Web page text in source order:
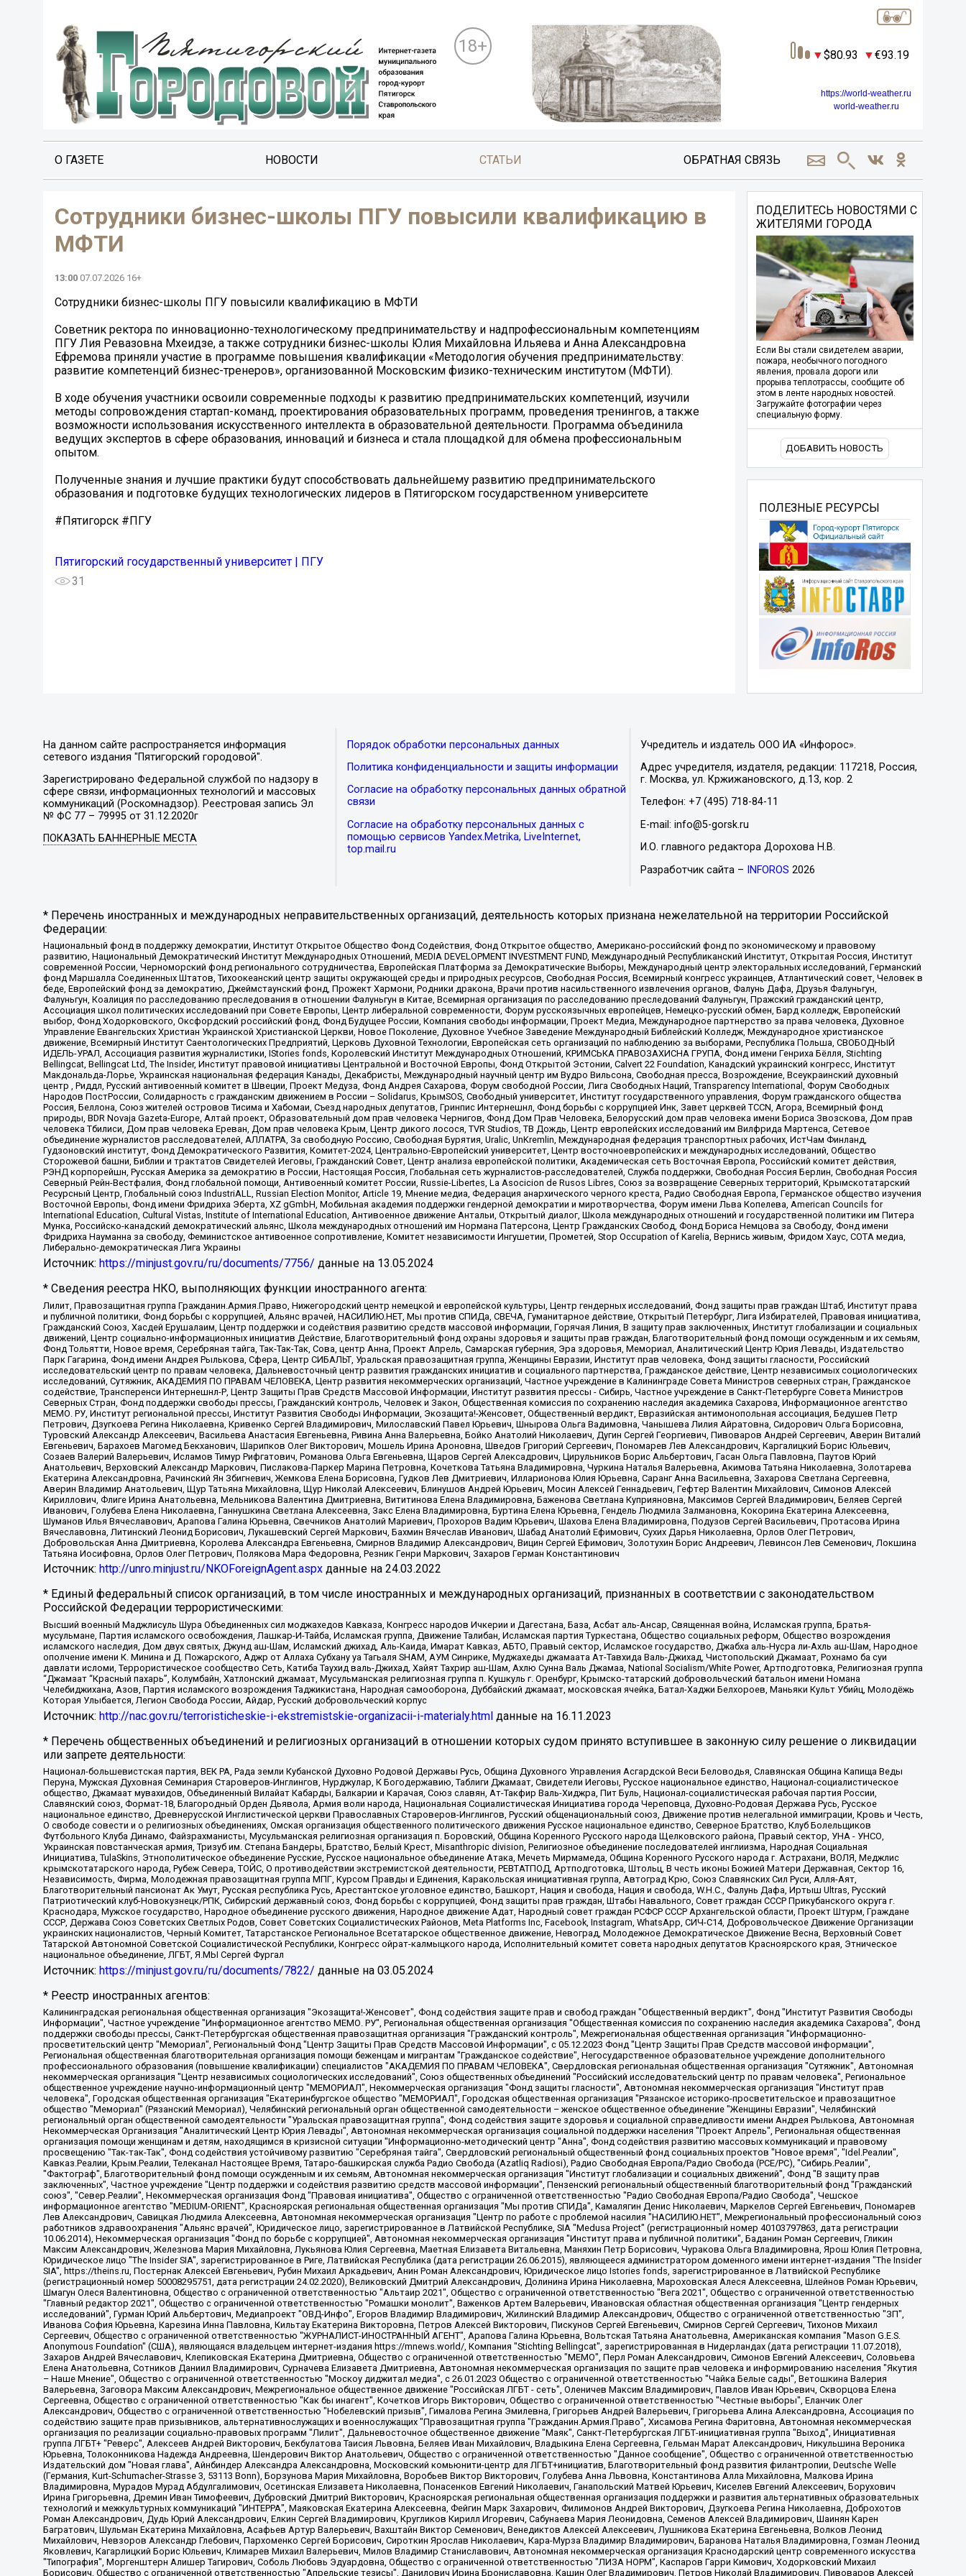
18+ 80.93 93.19
https://world-weather.ru
world-weather.ru
О ГАЗЕТЕ НОВОСТИ СТАТЬИ ОБРАТНАЯ СВЯЗЬ
Сотрудники бизнес-школы ПГУ повысили квалификацию в
МФТИ
13:00 07.07.2026 16+
Сотрудники бизнес-школы ПГУ повысили квалификацию в МФТИ
Советник ректора по инновационно-технологическому предпринимательству и надпрофессиональным компетенциям
ПГУ Лия Ревазовна Мхеидзе, а также сотрудники бизнес-школы Юлия Михайловна Ильяева и Анна Александровна
Ефремова приняли участие в программе повышения квалификации «Методология обучения предпринимательству:
развитие компетенций бизнес-тренеров», организованной Московским физико-техническим институтом (МФТИ).
В ходе обучения участники освоили современные подходы к развитию предпринимательских компетенций, изучили
методы сопровождения стартап-команд, проектирования образовательных программ, проведения тренингов, а также
возможности использования искусственного интеллекта в образовательной деятельности. Программа объединила
ведущих экспертов в сфере образования, инноваций и бизнеса и стала площадкой для обмена профессиональным
опытом.
Полученные знания и лучшие практики будут способствовать дальнейшему развитию предпринимательского
образования и подготовке будущих технологических лидеров в Пятигорском государственном университете
#Пятигорск #ПГУ
Пятигорский государственный университет | ПГУ
31
ПОДЕЛИТЕСЬ НОВОСТЯМИ С
ЖИТЕЛЯМИ ГОРОДА
Если Вы стали свидетелем аварии,
пожара, необычного погодного
явления, провала дороги или
прорыва теплотрассы, сообщите об
этом в ленте народных новостей.
Загружайте фотографии через
специальную форму.
ДОБАВИТЬ НОВОСТЬ
ПОЛЕЗНЫЕ РЕСУРСЫ
На данном сайте распространяется информация
сетевого издания "Пятигорский городовой".
Зарегистрировано Федеральной службой по надзору в
сфере связи, информационных технологий и массовых
коммуникаций (Роскомнадзор). Реестровая запись Эл
№ ФС 77 – 79995 от 31.12.2020г
ПОКАЗАТЬ БАННЕРНЫЕ МЕСТА
Порядок обработки персональных данных
Политика конфиденциальности и защиты информации
Согласие на обработку персональных данных обратной
связи
Согласие на обработку персональных данных с
помощью сервисов Yandex.Metrika, LiveInternet,
top.mail.ru
Учредитель и издатель ООО ИА «Инфорос».
Адрес учредителя, издателя, редакции: 117218, Россия,
г. Москва, ул. Кржижановского, д.13, кор. 2
Телефон: +7 (495) 718-84-11
E-mail: info@5-gorsk.ru
И.О. главного редактора Дорохова Н.В.
Разработчик сайта –
INFOROS 2026
* Перечень иностранных и международных неправительственных организаций, деятельность которых признана нежелательной на территории Российской
Федерации:
Национальный фонд в поддержку демократии, Институт Открытое Общество Фонд Содействия, Фонд Открытое общество, Американо-российский фонд по экономическому и правовому
развитию, Национальный Демократический Институт Международных Отношений, MEDIA DEVELOPMENT INVESTMENT FUND, Международный Республиканский Институт, Открытая Россия, Институт
современной России, Черноморский фонд регионального сотрудничества, Европейская Платформа за Демократические Выборы, Международный центр электоральных исследований, Германский
фонд Маршалла Соединенных Штатов, Тихоокеанский центр защиты окружающей среды и природных ресурсов, Свободная Россия, Всемирный конгресс украинцев, Атлантический совет, Человек в
беде, Европейский фонд за демократию, Джеймстаунский фонд, Прожект Хармони, Родники дракона, Врачи против насильственного извлечения органов, Фалунь Дафа, Друзья Фалуньгун,
Фалуньгун, Коалиция по расследованию преследования в отношении Фалуньгун в Китае, Всемирная организация по расследованию преследований Фалуньгун, Пражский гражданский центр,
Ассоциация школ политических исследований при Совете Европы, Центр либеральной современности, Форум русскоязычных европейцев, Немецко-русский обмен, Бард колледж, Европейский
выбор, Фонд Ходорковского, Оксфордский российский фонд, Фонд Будущее России, Компания свободы информации, Проект Медиа, Международное партнерство за права человека, Духовное
Управление Евангельских Христиан Украинской Христианской Церкви, Новое Поколение, Духовное Учебное Заведение Международный Библейский Колледж, Международное христианское
движение, Всемирный Институт Саентологических Предприятий, Церковь Духовной Технологии, Европейская сеть организаций по наблюдению за выборами, Республика Польша, СВОБОДНЫЙ
ИДЕЛЬ-УРАЛ, Ассоциация развития журналистики, IStories fonds, Королевский Институт Международных Отношений, КРИМСЬКА ПРАВОЗАХИСНА ГРУПА, Фонд имени Генриха Бёлля, Stichting
Bellingcat, Bellingcat Ltd, The Insider, Институт правовой инициативы Центральной и Восточной Европы, Фонд Открытой Эстонии, Calvert 22 Foundation, Канадский украинский конгресс, Институт
Макдональда-Лорье, Украинская национальная федерация Канады, Декабристы, Международный научный центр им Вудро Вильсона, Свободная пресса, Возрождение, Всеукраинский духовный
центр , Риддл, Русский антивоенный комитет в Швеции, Проект Медуза, Фонд Андрея Сахарова, Форум свободной России, Лига Свободных Наций, Transparеncy International, Форум Свободных
Народов ПостРоссии, Солидарность с гражданским движением в России – Solidarus, КрымSOS, Свободный университет, Институт государственного управления, Форум гражданского общества
Россия, Беллона, Союз жителей островов Тисима и Хабомаи, Съезд народных депутатов, Гринпис Интернешнл, Фонд борьбы с коррупцией Инк, Завет церквей TCCN, Агора, Всемирный фонд
природы, BDR Novaja Gazeta-Europe, Алтай проект, Образовательный дом прав человека Чернигов, Фонд Дом Прав Человека, Белорусский дом прав человека имени Бориса Звозскова, Дом прав
человека Тбилиси, Дом прав человека Ереван, Дом прав человека Крым, Центр дикого лосося, TVR Studios, ТВ Дождь, Центр европейских исследований им Вилфрида Мартенса, Сетевое
объединение журналистов расследователей, АЛЛАТРА, За свободную Россию, Свободная Бурятия, Uralic, UnKremlin, Международная федерация транспортных рабочих, ИстЧам Финланд,
Гудзоновский институт, Фонд Демократического Развития, Комитет-2024, Центрально-Европейский университет, Центр восточноевропейских и международных исследований, Общество
Сторожевой башни, Библии и трактатов Свидетелей Иеговы, Гражданский Совет, Центр анализа европейской политики, Академическая сеть Восточная Европа, Российский комитет действия,
РЭНД корпорейшн, Русская Америка за демократию в России, Настоящая Россия, Глобальная сеть журналистов-расследователей, Служба поддержки, Свободная Россия Берлин, Свободная Россия
Северный Рейн-Вестфалия, Фонд глобальной помощи, Антивоенный комитет России, Russie-Libertes, La Asocicion de Rusos Libres, Союз за возвращение Северных территорий, Крымскотатарский
Ресурсный Центр, Глобальный союз IndustriALL, Russian Election Monitor, Article 19, Мнение медиа, Федерация анархического черного креста, Радио Свободная Европа, Германское общество изучения
Восточной Европы, Фонд имени Фридриха Эберта, XZ gGmbH, Мобильная академия поддержки гендерной демократии и миротворчества, Форум имени Льва Копелева, American Councils for
International Education, Cultural Vistas, Institute of International Education, Антивоенное движение Антальи, Открытый диалог, Школа международных отношений и государственной политики им Питера
Мунка, Российско-канадский демократический альянс, Школа международных отношений им Нормана Патерсона, Центр Гражданских Свобод, Фонд Бориса Немцова за Свободу, Фонд имени
Фридриха Науманна за свободу, Феминистское антивоенное сопротивление, Комитет независимости Ингушетии, Прометей, Stop Occupation of Karelia, Вернись живым, Фридом Хаус, СОТА медиа,
Либерально-демократическая Лига Украины
Источник: https://minjust.gov.ru/ru/documents/7756/ данные на 13.05.2024
* Сведения реестра НКО, выполняющих функции иностранного агента:
Лилит, Правозащитная группа Гражданин.Армия.Право, Нижегородский центр немецкой и европейской культуры, Центр гендерных исследований, Фонд защиты прав граждан Штаб, Институт права
и публичной политики, Фонд борьбы с коррупцией, Альянс врачей, НАСИЛИЮ.НЕТ, Мы против СПИДа, СВЕЧА, Гуманитарное действие, Открытый Петербург, Лига Избирателей, Правовая инициатива,
Гражданский Союз, Хасдей Ерушалаим, Центр поддержки и содействия развитию средств массовой информации, Горячая Линия, В защиту прав заключенных, Институт глобализации и социальных
движений, Центр социально-информационных инициатив Действие, Благотворительный фонд охраны здоровья и защиты прав граждан, Благотворительный фонд помощи осужденным и их семьям,
Фонд Тольятти, Новое время, Серебряная тайга, Так-Так-Так, Сова, центр Анна, Проект Апрель, Самарская губерния, Эра здоровья, Мемориал, Аналитический Центр Юрия Левады, Издательство
Парк Гагарина, Фонд имени Андрея Рылькова, Сфера, Центр СИБАЛЬТ, Уральская правозащитная группа, Женщины Евразии, Институт прав человека, Фонд защиты гласности, Российский
исследовательский центр по правам человека, Дальневосточный центр развития гражданских инициатив и социального партнерства, Гражданское действие, Центр независимых социологических
исследований, Сутяжник, АКАДЕМИЯ ПО ПРАВАМ ЧЕЛОВЕКА, Центр развития некоммерческих организаций, Частное учреждение в Калининграде Совета Министров северных стран, Гражданское
содействие, Трансперенси Интернешнл-Р, Центр Защиты Прав Средств Массовой Информации, Институт развития прессы - Сибирь, Частное учреждение в Санкт-Петербурге Совета Министров
Северных Стран, Фонд поддержки свободы прессы, Гражданский контроль, Человек и Закон, Общественная комиссия по сохранению наследия академика Сахарова, Информационное агентство
МЕМО. РУ, Институт региональной прессы, Институт Развития Свободы Информации, Экозащита!-Женсовет, Общественный вердикт, Евразийская антимонопольная ассоциация, Бедушев Петр
Петрович, Дзугкоева Регина Николаевна, Кривенко Сергей Владимирович, Милославский Павел Юрьевич, Шнырова Ольга Вадимовна, Чанышева Лилия Айратовна, Сидорович Ольга Борисовна,
Туровский Александр Алексеевич, Васильева Анастасия Евгеньевна, Ривина Анна Валерьевна, Бойко Анатолий Николаевич, Дугин Сергей Георгиевич, Пивоваров Андрей Сергеевич, Аверин Виталий
Евгеньевич, Барахоев Магомед Бекханович, Шарипков Олег Викторович, Мошель Ирина Ароновна, Шведов Григорий Сергеевич, Пономарев Лев Александрович, Каргалицкий Борис Юльевич,
Созаев Валерий Валерьевич, Исламов Тимур Рифгатович, Романова Ольга Евгеньевна, Щаров Сергей Алексадрович, Цирульников Борис Альбертович, Гасан Ольга Павловна, Паутов Юрий
Анатольевич, Верховский Александр Маркович, Пислакова-Паркер Марина Петровна, Кочеткова Татьяна Владимировна, Чуркина Наталья Валерьевна, Акимова Татьяна Николаевна, Золотарева
Екатерина Александровна, Рачинский Ян Збигневич, Жемкова Елена Борисовна, Гудков Лев Дмитриевич, Илларионова Юлия Юрьевна, Саранг Анна Васильевна, Захарова Светлана Сергеевна,
Аверин Владимир Анатольевич, Щур Татьяна Михайловна, Щур Николай Алексеевич, Блинушов Андрей Юрьевич, Мосин Алексей Геннадьевич, Гефтер Валентин Михайлович, Симонов Алексей
Кириллович, Флиге Ирина Анатольевна, Мельникова Валентина Дмитриевна, Вититинова Елена Владимировна, Баженова Светлана Куприяновна, Максимов Сергей Владимирович, Беляев Сергей
Иванович, Голубева Елена Николаевна, Ганнушкина Светлана Алексеевна, Закс Елена Владимировна, Буртина Елена Юрьевна, Гендель Людмила Залмановна, Кокорина Екатерина Алексеевна,
Шуманов Илья Вячеславович, Арапова Галина Юрьевна, Свечников Анатолий Мариевич, Прохоров Вадим Юрьевич, Шахова Елена Владимировна, Подузов Сергей Васильевич, Протасова Ирина
Вячеславовна, Литинский Леонид Борисович, Лукашевский Сергей Маркович, Бахмин Вячеслав Иванович, Шабад Анатолий Ефимович, Сухих Дарья Николаевна, Орлов Олег Петрович,
Добровольская Анна Дмитриевна, Королева Александра Евгеньевна, Смирнов Владимир Александрович, Вицин Сергей Ефимович, Золотухин Борис Андреевич, Левинсон Лев Семенович, Локшина
Татьяна Иосифовна, Орлов Олег Петрович, Полякова Мара Федоровна, Резник Генри Маркович, Захаров Герман Константинович
Источник: http://unro.minjust.ru/NKOForeignAgent.aspx данные на 24.03.2022
* Единый федеральный список организаций, в том числе иностранных и международных организаций, признанных в соответствии с законодательством
Российской Федерации террористическими:
Высший военный Маджлисуль Шура Объединенных сил моджахедов Кавказа, Конгресс народов Ичкерии и Дагестана, База, Асбат аль-Ансар, Священная война, Исламская группа, Братья-
мусульмане, Партия исламского освобождения, Лашкар-И-Тайба, Исламская группа, Движение Талибан, Исламская партия Туркестана, Общество социальных реформ, Общество возрождения
исламского наследия, Дом двух святых, Джунд аш-Шам, Исламский джихад, Аль-Каида, Имарат Кавказ, АБТО, Правый сектор, Исламское государство, Джабха аль-Нусра ли-Ахль аш-Шам, Народное
ополчение имени К. Минина и Д. Пожарского, Аджр от Аллаха Субхану уа Тагьаля SHAM, АУМ Синрике, Муджахеды джамаата Ат-Тавхида Валь-Джихад, Чистопольский Джамаат, Рохнамо ба суи
давлати исломи, Террористическое сообщество Сеть, Катиба Таухид валь-Джихад, Хайят Тахрир аш-Шам, Ахлю Сунна Валь Джамаа, National Socialism/White Power, Артподготовка, Религиозная группа
“Джамаат “Красный пахарь”, Колумбайн, Хатлонский джамаат, Мусульманская религиозная группа п. Кушкуль г. Оренбург, Крымско-татарский добровольческий батальон имени Номана
Челебиджихана, Азов, Партия исламского возрождения Таджикистана, Народная самооборона, Дуббайский джамаат, московская ячейка, Батал-Хаджи Белхороев, Маньяки Культ Убийц, Молодёжь
Которая Улыбается, Легион Свобода России, Айдар, Русский добровольческий корпус
Источник: http://nac.gov.ru/terroristicheskie-i-ekstremistskie-organizacii-i-materialy.html данные на 16.11.2023
* Перечень общественных объединений и религиозных организаций в отношении которых судом принято вступившее в законную силу решение о ликвидации
или запрете деятельности:
Национал-большевистская партия, ВЕК РА, Рада земли Кубанской Духовно Родовой Державы Русь, Община Духовного Управления Асгардской Веси Беловодья, Славянская Община Капища Веды
Перуна, Мужская Духовная Семинария Староверов-Инглингов, Нурджулар, К Богодержавию, Таблиги Джамаат, Свидетели Иеговы, Русское национальное единство, Национал-социалистическое
общество, Джамаат мувахидов, Объединенный Вилайат Кабарды, Балкарии и Карачая, Союз славян, Ат-Такфир Валь-Хиджра, Пит Буль, Национал-социалистическая рабочая партия России,
Славянский союз, Формат-18, Благородный Орден Дьявола, Армия воли народа, Национальная Социалистическая Инициатива города Череповца, Духовно-Родовая Держава Русь, Русское
национальное единство, Древнерусской Инглистической церкви Православных Староверов-Инглингов, Русский общенациональный союз, Движение против нелегальной иммиграции, Кровь и Честь,
О свободе совести и о религиозных объединениях, Омская организация общественного политического движения Русское национальное единство, Северное Братство, Клуб Болельщиков
Футбольного Клуба Динамо, Файзрахманисты, Мусульманская религиозная организация п. Боровский, Община Коренного Русского народа Щелковского района, Правый сектор, УНА - УНСО,
Украинская повстанческая армия, Тризуб им. Степана Бандеры, Братство, Белый Крест, Misanthropic division, Религиозное объединение последователей инглиизма, Народная Социальная
Инициатива, TulaSkins, Этнополитическое объединение Русские, Русское национальное объединение Атака, Мечеть Мирмамеда, Община Коренного Русского народа г. Астрахани, ВОЛЯ, Меджлис
крымскотатарского народа, Рубеж Севера, ТОЙС, О противодействии экстремистской деятельности, РЕВТАТПОД, Артподготовка, Штольц, В честь иконы Божией Матери Державная, Сектор 16,
Независимость, Фирма, Молодежная правозащитная группа МПГ, Курсом Правды и Единения, Каракольская инициативная группа, Автоград Крю, Союз Славянских Сил Руси, Алля-Аят,
Благотворительный пансионат Ак Умут, Русская республика Русь, Арестантское уголовное единство, Башкорт, Нация и свобода, Нация и свобода, W.H.С., Фалунь Дафа, Иртыш Ultras, Русский
Патриотический клуб-Новокузнецк/РПК, Сибирский державный союз, Фонд борьбы с коррупцией, Фонд защиты прав граждан, Штабы Навального, Совет граждан СССР Прикубанского округа г.
Краснодара, Мужское государство, Народное объединение русского движения, Народное движение Адат, Народный совет граждан РСФСР СССР Архангельской области, Проект Штурм, Граждане
СССР, Держава Союз Советских Светлых Родов, Совет Советских Социалистических Районов, Meta Platforms Inc, Facebook, Instagram, WhatsApp, СИЧ-С14, Добровольческое Движение Организации
украинских националистов, Черный Комитет, Татарстанское Региональное Всетатарское общественное движение, Невоград, Молодежное Демократическое Движение Весна, Верховный Совет
Татарской Автономной Советской Социалистической Республики, Конгресс ойрат-калмыцкого народа, Исполнительный комитет совета народных депутатов Красноярского края, Этническое
национальное объединение, ЛГБТ, Я.МЫ Сергей Фургал
Источник: https://minjust.gov.ru/ru/documents/7822/ данные на 03.05.2024
* Реестр иностранных агентов:
Калининградская региональная общественная организация "Экозащита!-Женсовет", Фонд содействия защите прав и свобод граждан "Общественный вердикт", Фонд "Институт Развития Свободы Информации", Частное учреждение "Информационное агентство МЕМО. РУ", Региональная общественная организация "Общественная комиссия по сохранению наследия академика Сахарова", Фонд поддержки свободы прессы, Санкт-Петербургская общественная правозащитная организация "Гражданский контроль", Межрегиональная общественная организация "Информационно-просветительский центр "Мемориал", Региональный Фонд "Центр Защиты Прав Средств Массовой Информации", с 05.12.2023 Фонд "Центр Защиты Прав Средств массовой информации", Региональная общественная благотворительная организация помощи беженцам и мигрантам "Гражданское содействие", Негосударственное образовательное учреждение дополнительного профессионального образования (повышение квалификации) специалистов "АКАДЕМИЯ ПО ПРАВАМ ЧЕЛОВЕКА", Свердловская региональная общественная организация "Сутяжник", Автономная некоммерческая организация "Центр независимых социологических исследований", Союз общественных объединений "Российский исследовательский центр по правам человека", Региональное общественное учреждение научно-информационный центр "МЕМОРИАЛ", Некоммерческая организация "Фонд защиты гласности", Автономная некоммерческая организация "Институт прав человека", Городская общественная организация "Екатеринбургское общество "МЕМОРИАЛ", Городская общественная организация "Рязанское историко-просветительское и правозащитное общество "Мемориал" (Рязанский Мемориал), Челябинский региональный орган общественной самодеятельности – женское общественное объединение "Женщины Евразии", Челябинский региональный орган общественной самодеятельности "Уральская правозащитная группа", Фонд содействия защите здоровья и социальной справедливости имени Андрея Рылькова, Автономная Некоммерческая Организация "Аналитический Центр Юрия Левады", Автономная некоммерческая организация социальной поддержки населения "Проект Апрель", Региональная общественная организация помощи женщинам и детям, находящимся в кризисной ситуации "Информационно-методический центр "Анна", Фонд содействия развитию массовых коммуникаций и правовому просвещению "Так-так-Так", Фонд содействия устойчивому развитию "Серебряная тайга", Свердловский региональный общественный фонд социальных проектов "Новое время", "Idel.Реалии", Кавказ.Реалии, Крым.Реалии, Телеканал Настоящее Время, Татаро-башкирская служба Радио Свобода (Azatliq Radiosi), Радио Свободная Европа/Радио Свобода (PCE/PC), "Сибирь.Реалии", "Фактограф", Благотворительный фонд помощи осужденным и их семьям, Автономная некоммерческая организация "Институт глобализации и социальных движений", Фонд "В защиту прав заключенных", Частное учреждение "Центр поддержки и содействия развитию средств массовой информации", Пензенский региональный общественный благотворительный фонд "Гражданский союз", "Север.Реалии", Некоммерческая организация Фонд "Правовая инициатива", Общество с ограниченной ответственностью "Радио Свободная Европа/Радио Свобода", Чешское информационное агентство "MEDIUM-ORIENT", Красноярская региональная общественная организация "Мы против СПИДа", Камалягин Денис Николаевич, Маркелов Сергей Евгеньевич, Пономарев Лев Александрович, Савицкая Людмила Алексеевна, Автономная некоммерческая организация "Центр по работе с проблемой насилия "НАСИЛИЮ.НЕТ", Межрегиональный профессиональный союз работников здравоохранения "Альянс врачей", Юридическое лицо, зарегистрированное в Латвийской Республике, SIA "Medusa Project" (регистрационный номер 40103797863, дата регистрации 10.06.2014), Некоммерческая организация "Фонд по борьбе с коррупцией", Автономная некоммерческая организация "Институт права и публичной политики", Баданин Роман Сергеевич, Гликин Максим Александрович, Железнова Мария Михайловна, Лукьянова Юлия Сергеевна, Маетная Елизавета Витальевна, Маняхин Петр Борисович, Чуракова Ольга Владимировна, Ярош Юлия Петровна, Юридическое лицо "The Insider SIA", зарегистрированное в Риге, Латвийская Республика (дата регистрации 26.06.2015), являющееся администратором доменного имени интернет-издания "The Insider SIA", https://theins.ru, Постернак Алексей Евгеньевич, Рубин Михаил Аркадьевич, Анин Роман Александрович, Юридическое лицо Istories fonds, зарегистрированное в Латвийской Республике (регистрационный номер 50008295751, дата регистрации 24.02.2020), Великовский Дмитрий Александрович, Долинина Ирина Николаевна, Мароховская Алеся Алексеевна, Шлейнов Роман Юрьевич, Шмагун Олеся Валентиновна, Общество с ограниченной ответственностью "Альтаир 2021", Общество с ограниченной ответственностью "Вега 2021", Общество с ограниченной ответственностью "Главный редактор 2021", Общество с ограниченной ответственностью "Ромашки монолит", Важенков Артем Валерьевич, Ивановская областная общественная организация "Центр гендерных исследований", Гурман Юрий Альбертович, Медиапроект "ОВД-Инфо", Егоров Владимир Владимирович, Жилинский Владимир Александрович, Общество с ограниченной ответственностью "ЗП", Иванова София Юрьевна, Карезина Инна Павловна, Кильтау Екатерина Викторовна, Петров Алексей Викторович, Пискунов Сергей Евгеньевич, Смирнов Сергей Сергеевич, Тихонов Михаил Сергеевич, Общество с ограниченной ответственностью "ЖУРНАЛИСТ-ИНОСТРАННЫЙ АГЕНТ", Арапова Галина Юрьевна, Вольтская Татьяна Анатольевна, Американская компания "Mason G.E.S. Anonymous Foundation" (США), являющаяся владельцем интернет-издания https://mnews.world/, Компания "Stichting Bellingcat", зарегистрированная в Нидерландах (дата регистрации 11.07.2018), Захаров Андрей Вячеславович, Клепиковская Екатерина Дмитриевна, Общество с ограниченной ответственностью "МЕМО", Перл Роман Александрович, Симонов Евгений Алексеевич, Соловьева Елена Анатольевна, Сотников Даниил Владимирович, Сурначева Елизавета Дмитриевна, Автономная некоммерческая организация по защите прав человека и информированию населения "Якутия – Наше Мнение", Общество с ограниченной ответственностью "Москоу диджитал медиа", с 26.01.2023 Общество с ограниченной ответственностью "Чайка Белые сады", Ветошкина Валерия Валерьевна, Заговора Максим Александрович, Межрегиональное общественное движение "Российская ЛГБТ - сеть", Оленичев Максим Владимирович, Павлов Иван Юрьевич, Скворцова Елена Сергеевна, Общество с ограниченной ответственностью "Как бы инагент", Кочетков Игорь Викторович, Общество с ограниченной ответственностью "Честные выборы", Еланчик Олег Александрович, Общество с ограниченной ответственностью "Нобелевский призыв", Гималова Регина Эмилевна, Григорьев Андрей Валерьевич, Григорьева Алина Александровна, Ассоциация по содействию защите прав призывников, альтернативнослужащих и военнослужащих "Правозащитная группа "Гражданин.Армия.Право", Хисамова Регина Фаритовна, Автономная некоммерческая организация по реализации социально-правовых программ "Лилит", Дальневосточное общественное движение "Маяк", Санкт-Петербургская ЛГБТ-инициативная группа "Выход", Инициативная группа ЛГБТ+ "Реверс", Алексеев Андрей Викторович, Бекбулатова Таисия Львовна, Беляев Иван Михайлович, Владыкина Елена Сергеевна, Гельман Марат Александрович, Никульшина Вероника Юрьевна, Толоконникова Надежда Андреевна, Шендерович Виктор Анатольевич, Общество с ограниченной ответственностью "Данное сообщение", Общество с ограниченной ответственностью Издательский дом "Новая глава", Айнбиндер Александра Александровна, Московский комьюнити-центр для ЛГБТ+инициатив, Благотворительный фонд развития филантропии, Deutsche Welle (Германия, Kurt-Schumacher-Strasse 3, 53113 Bonn), Борзунова Мария Михайловна, Воробьев Виктор Викторович, Голубева Анна Львовна, Константинова Алла Михайловна, Малкова Ирина Владимировна, Мурадов Мурад Абдулгалимович, Осетинская Елизавета Николаевна, Понасенков Евгений Николаевич, Ганапольский Матвей Юрьевич, Киселев Евгений Алексеевич, Борухович Ирина Григорьевна, Дремин Иван Тимофеевич, Дубровский Дмитрий Викторович, Красноярская региональная общественная организация поддержки и развития альтернативных образовательных технологий и межкультурных коммуникаций "ИНТЕРРА", Маяковская Екатерина Алексеевна, Фейгин Марк Захарович, Филимонов Андрей Викторович, Дзугкоева Регина Николаевна, Доброхотов Роман Александрович, Дудь Юрий Александрович, Елкин Сергей Владимирович, Кругликов Кирилл Игоревич, Сабунаева Мария Леонидовна, Семенов Алексей Владимирович, Шаинян Карен Багратович, Шульман Екатерина Михайловна, Асафьев Артур Валерьевич, Вахштайн Виктор Семенович, Венедиктов Алексей Алексеевич, Лушникова Екатерина Евгеньевна, Волков Леонид Михайлович, Невзоров Александр Глебович, Пархоменко Сергей Борисович, Сироткин Ярослав Николаевич, Кара-Мурза Владимир Владимирович, Баранова Наталья Владимировна, Гозман Леонид Яковлевич, Кагарлицкий Борис Юльевич, Климарев Михаил Валерьевич, Милов Владимир Станиславович, Автономная некоммерческая организация Краснодарский центр современного искусства "Типография", Моргенштерн Алишер Тагирович, Соболь Любовь Эдуардовна, Общество с ограниченной ответственностью "ЛИЗА НОРМ", Каспаров Гарри Кимович, Ходорковский Михаил Борисович, Общество с ограниченной ответственностью "Апрельские тезисы", Данилович Ирина Брониславовна, Кашин Олег Владимирович, Петров Николай Владимирович, Пивоваров Алексей Владимирович, Соколов Михаил Владимирович, Цветкова Юлия Владимировна, Чичваркин Евгений Александрович, Комитет против пыток/Команда против пыток, Общество с ограниченной ответственностью "Первый научный", Общество с ограниченной ответственностью "Вертолет и ко", Белоцерковская Вероника Борисовна, Кац Максим Евгеньевич, Лазарева Татьяна Юрьевна, Шаведдинов Руслан Табризович, Яшин Илья Валерьевич, Общество с ограниченной ответственностью "Иноагент ААВ", Алешковский Дмитрий Петрович, Альбац Евгения Марковна, Быков Дмитрий Львович, Галямина Юлия Евгеньевна, Лойко Сергей Леонидович, Мартынов Кирилл Константинович, Медведев Сергей Александрович, Крашенинников Федор Геннадиевич, Гордеева Катерина Вл